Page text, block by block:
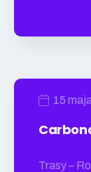
15
Trasy –